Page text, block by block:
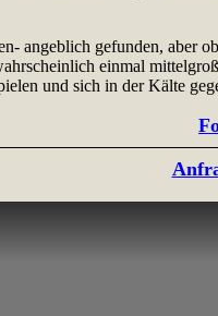
angeblich gefunden, aber
einmal
und sich in der Kälte